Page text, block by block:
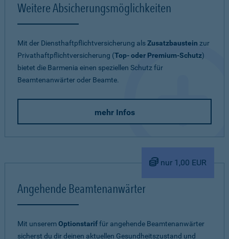
Weitere Absicherungsmöglichkeiten
Mit der Diensthaftpflichtversicherung alsZusatzbaustein zur
Privathaftpflichtversicherung (Top- oder Premium-Schutz)
bietet die Barmenia einen speziellen Schutz für
Beamtenanwärter oder Beamte.
mehr Infos
nur 1,00 EUR
Angehende Beamtenanwärter
Mit unseremOptionstariffür angehende Beamtenanwärter
sicherst du dir deinen aktuellen Gesundheitszustand und